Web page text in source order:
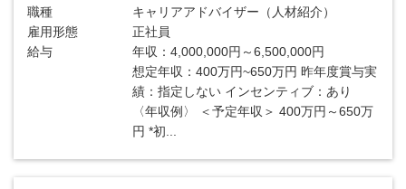
職種
キャリアアドバイザー（人材紹介）
雇用形態
正社員
給与
年収：4,000,000円～6,500,000円
想定年収：400万円~650万円 昨年度賞与実
績：指定しない インセンティブ：あり
〈年収例〉 ＜予定年収＞ 400万円～650万
円 *初...